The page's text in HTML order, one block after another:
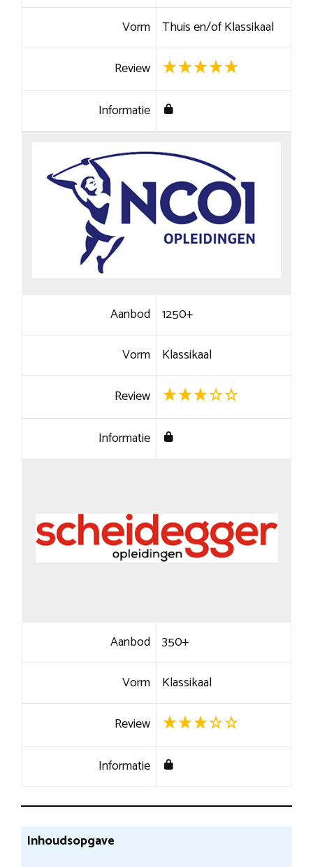
Vorm Thuis en/of Klassikaal
Review
Informatie
Aanbod 1250+
Vorm Klassikaal
Review
Informatie
Aanbod 350+
Vorm Klassikaal
Review
Informatie
Inhoudsopgave